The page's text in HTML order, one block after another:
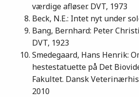
værdige afløser. DVT, 1973
Beck, N.E.: Intet nyt under
Bang, Bernhard: Peter
DVT, 1923
Smedegaard, Hans Henrik:
hestestatuette på Det
Fakultet. Dansk
2010